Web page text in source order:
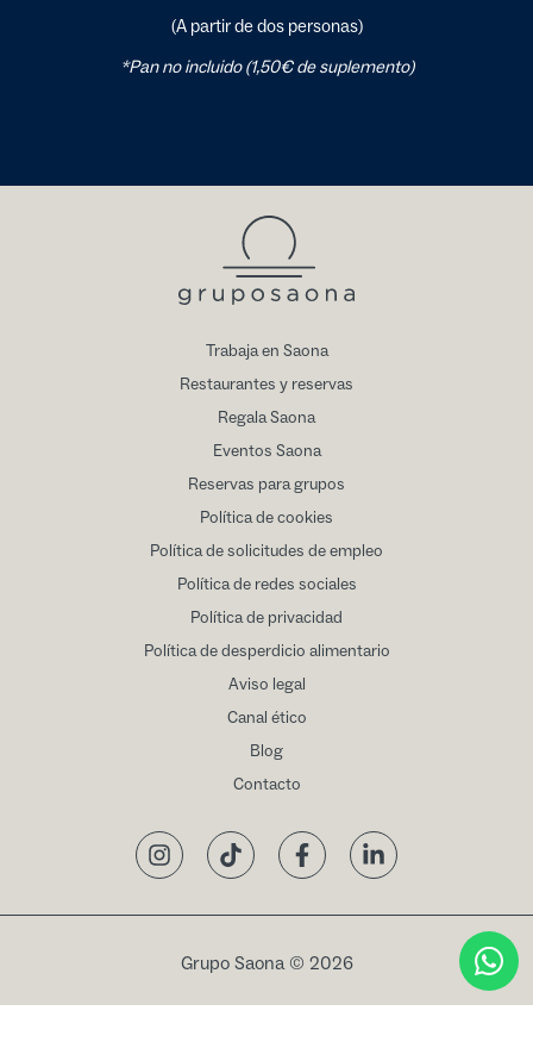
(A partir de dos personas)
*Pan no incluido (1,50€ de suplemento)
Trabaja en Saona
Restaurantes y reservas
Regala Saona
Eventos Saona
Reservas para grupos
Política de cookies
Política de solicitudes de empleo
Política de redes sociales
Política de privacidad
Política de desperdicio alimentario
Aviso legal
Canal ético
Blog
Contacto
InstagramTikTok FacebookLinkedIn
Grupo Saona © 2026